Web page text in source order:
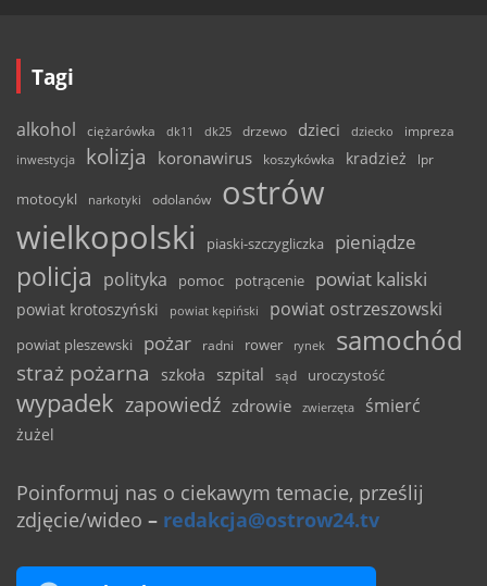
Tagi
alkohol ciężarówka dk11 dk25 drzewo dzieci dziecko
impreza
inwestycja
kolizja koronawirus koszykówka kradzież lpr
motocykl narkotyki odolanów
ostrów
wielkopolski
piaski-szczygliczka pieniądze
policja polityka pomoc potrącenie powiat kaliski
powiat krotoszyński powiat kępiński powiat ostrzeszowski
powiat pleszewski pożar radni rower rynek samochód
straż pożarna szkoła szpital sąd uroczystość
wypadek zapowiedź zdrowie zwierzęta śmierć
żużel
Poinformuj nas o ciekawym temacie, prześlij
zdjęcie/wideo – redakcja@ostrow24.tv